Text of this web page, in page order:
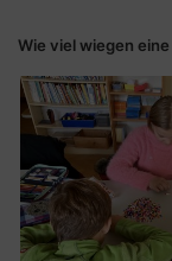
Wie viel wiegen